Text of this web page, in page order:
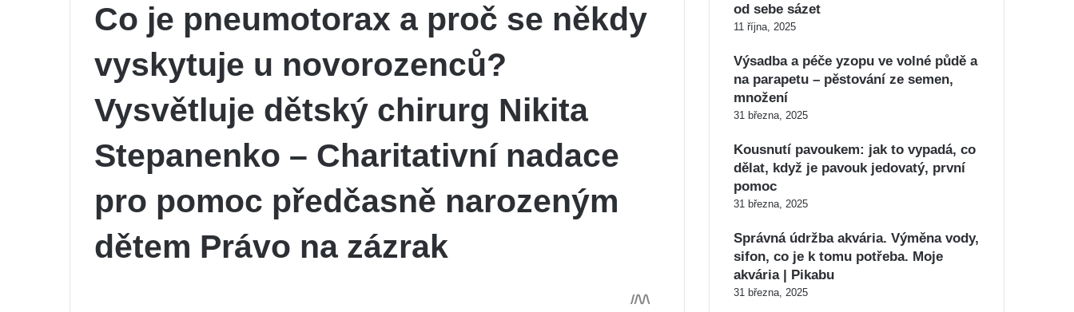
Co je pneumotorax a proč se někdy
vyskytuje u novorozenců?
Vysvětluje dětský chirurg Nikita
Stepanenko – Charitativní nadace
pro pomoc předčasně narozeným
dětem Právo na zázrak
od sebe sázet
11 října, 2025
Výsadba a péče yzopu ve volné půdě a
na parapetu – pěstování ze semen,
množení
31 března, 2025
Kousnutí pavoukem: jak to vypadá, co
dělat, když je pavouk jedovatý, první
pomoc
31 března, 2025
Správná údržba akvária. Výměna vody,
sifon, co je k tomu potřeba. Moje
akvária | Pikabu
31 března, 2025